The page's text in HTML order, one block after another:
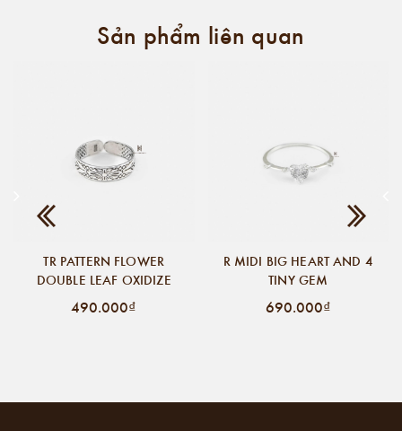
Sản phẩm liên quan
TR PATTERN FLOWER
DOUBLE LEAF OXIDIZE
490.000₫
R MIDI BIG HEART AND 4
TINY GEM
690.000₫